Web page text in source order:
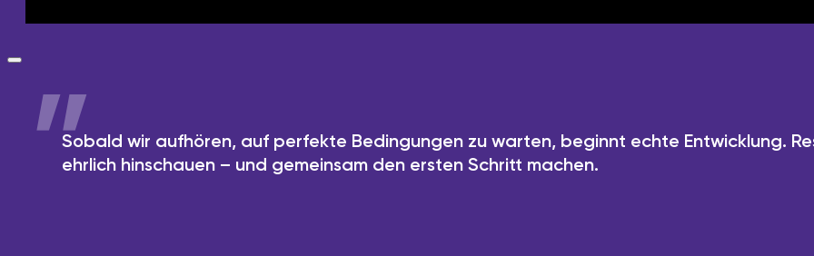
Sobald wir aufhören, auf perfekte Bedingungen zu warten, beginnt echte Entwicklung.
ehrlich hinschauen – und gemeinsam den ersten Schritt machen.